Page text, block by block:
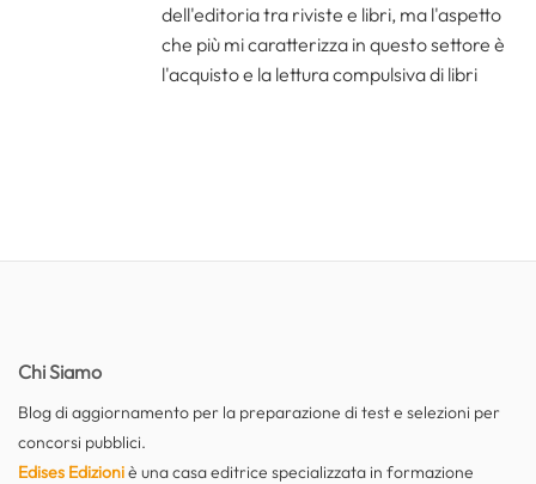
dell'editoria tra riviste e libri, ma l'aspetto
che più mi caratterizza in questo settore è
l'acquisto e la lettura compulsiva di libri
Chi Siamo
Blog di aggiornamento per la preparazione di test e selezioni per
concorsi pubblici.
Edises Edizioniè una casa editrice specializzata in formazione